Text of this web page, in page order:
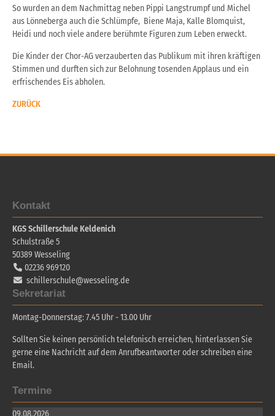
So wurden an dem Nachmittag neben Pippi Langstrumpf und Michel
aus Lönneberga auch die Schlümpfe, Biene Maja, Kalle Blomquist,
Heidi und noch viele andere berühmte Figuren zum Leben erweckt.
Die Kinder der Chor-AG verzauberten das Publikum mit ihren kräftigen
Stimmen und durften sich zur Belohnung tosenden Applaus und ein
erfrischendes Eis abholen.
ZURÜCK
Kontakt
KGS Schillerschule Keldenich
Schulstraße 5
50389 Wesseling
02236 969120
schillerschule@wesseling.de
Sekretariat
Montag-Donnerstag: 7.45 Uhr - 13.00 Uhr
Sollten Sie keinen persönlich telefonisch erreichen, hinterlassen Sie
gerne eine Nachricht auf dem Anrufbeantworter oder schreiben eine
Email.
Termine